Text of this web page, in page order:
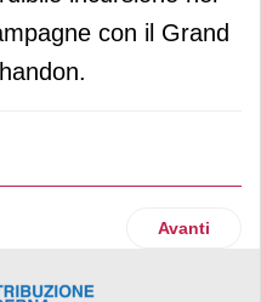
con il Grand
protagonista della
Articolo
Avanti